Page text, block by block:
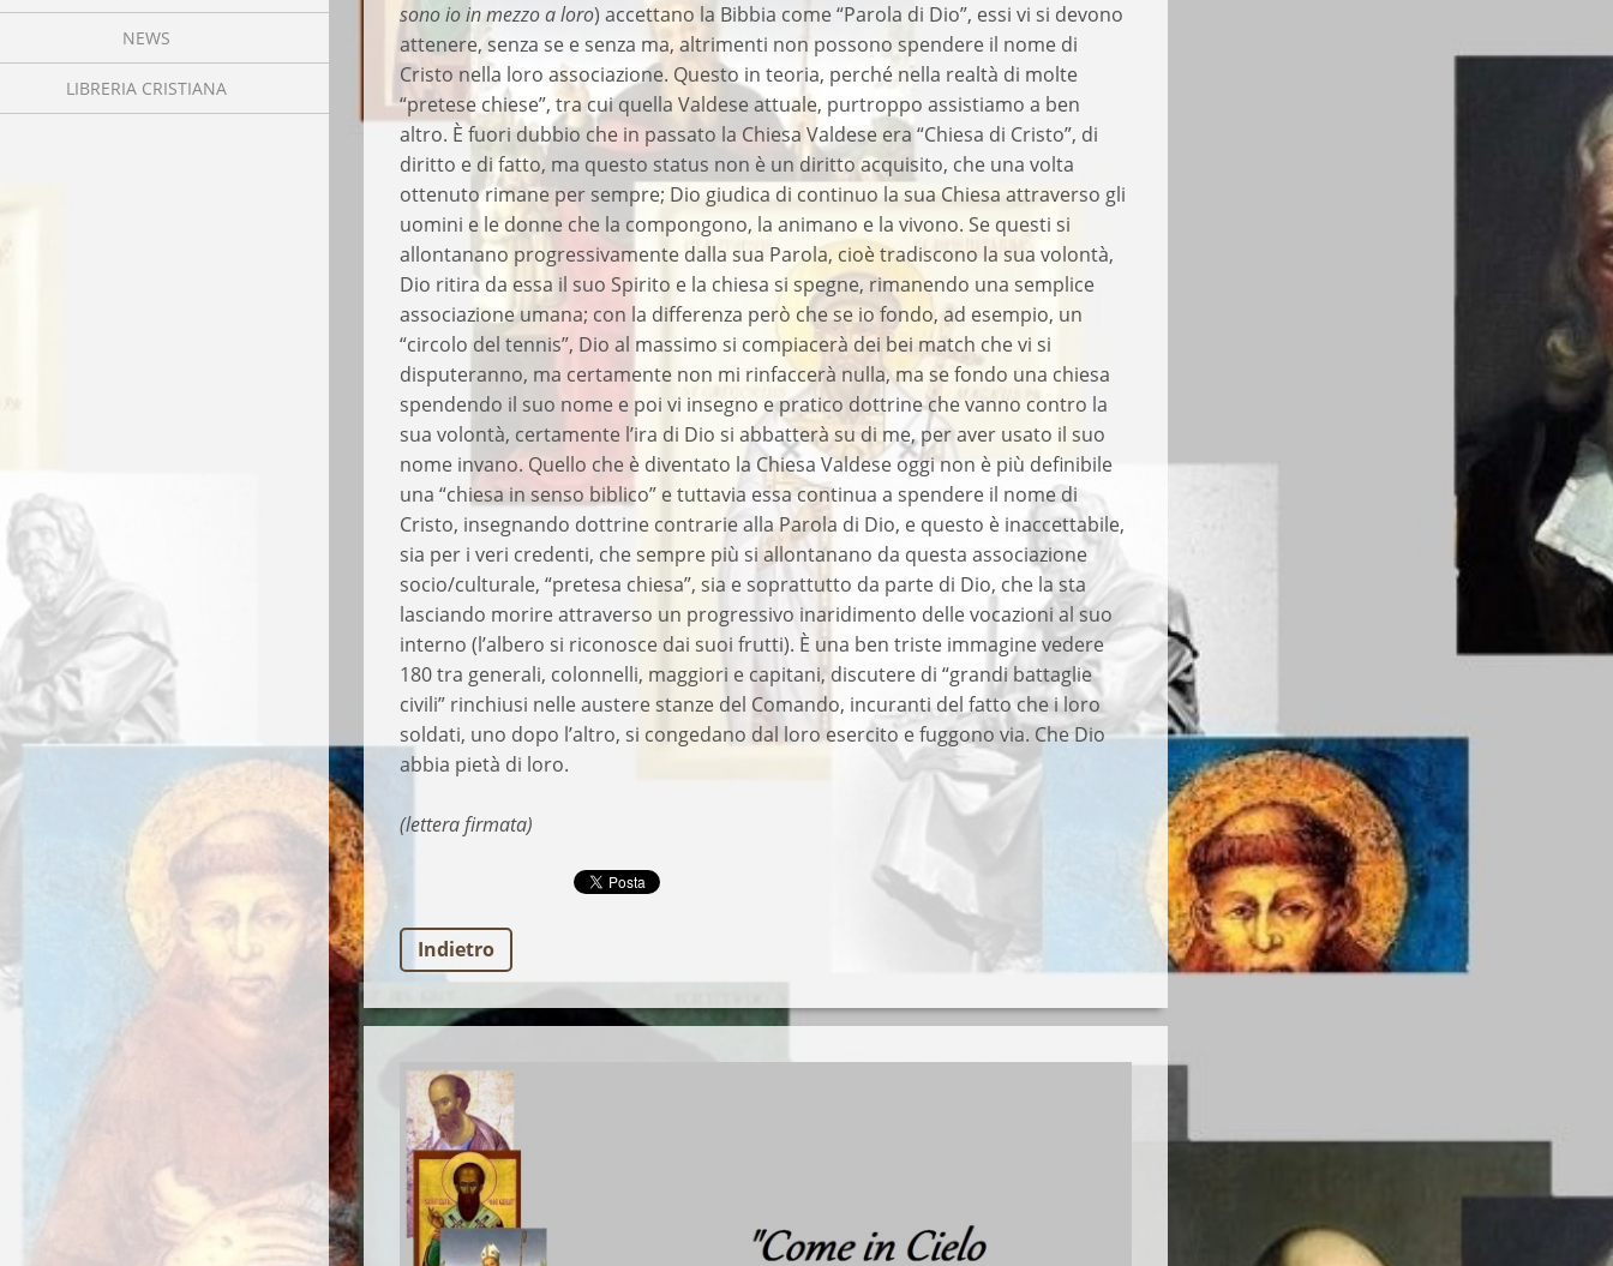
NEWS
LIBRERIA CRISTIANA
sono io in mezzo a loro) accettano la Bibbia come “Parola di Dio”, essi vi si devono
attenere, senza se e senza ma, altrimenti non possono spendere il nome di
Cristo nella loro associazione. Questo in teoria, perché nella realtà di molte
“pretese chiese”, tra cui quella Valdese attuale, purtroppo assistiamo a ben
altro. È fuori dubbio che in passato la Chiesa Valdese era “Chiesa di Cristo”, di
diritto e di fatto, ma questo status non è un diritto acquisito, che una volta
ottenuto rimane per sempre; Dio giudica di continuo la sua Chiesa attraverso gli
uomini e le donne che la compongono, la animano e la vivono. Se questi si
allontanano progressivamente dalla sua Parola, cioè tradiscono la sua volontà,
Dio ritira da essa il suo Spirito e la chiesa si spegne, rimanendo una semplice
associazione umana; con la differenza però che se io fondo, ad esempio, un
“circolo del tennis”, Dio al massimo si compiacerà dei bei match che vi si
disputeranno, ma certamente non mi rinfaccerà nulla, ma se fondo una chiesa
spendendo il suo nome e poi vi insegno e pratico dottrine che vanno contro la
sua volontà, certamente l’ira di Dio si abbatterà su di me, per aver usato il suo
nome invano. Quello che è diventato la Chiesa Valdese oggi non è più definibile
una “chiesa in senso biblico” e tuttavia essa continua a spendere il nome di
Cristo, insegnando dottrine contrarie alla Parola di Dio, e questo è inaccettabile,
sia per i veri credenti, che sempre più si allontanano da questa associazione
socio/culturale, “pretesa chiesa”, sia e soprattutto da parte di Dio, che la sta
lasciando morire attraverso un progressivo inaridimento delle vocazioni al suo
interno (l’albero si riconosce dai suoi frutti). È una ben triste immagine vedere
180 tra generali, colonnelli, maggiori e capitani, discutere di “grandi battaglie
civili” rinchiusi nelle austere stanze del Comando, incuranti del fatto che i loro
soldati, uno dopo l’altro, si congedano dal loro esercito e fuggono via. Che Dio
abbia pietà di loro.
(lettera firmata)
Indietro